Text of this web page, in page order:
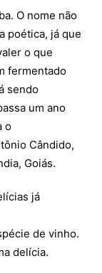
O nome não
poética, já que
o que
fermentado
sendo
um ano
o
Cândido,
Goiás.
já
de vinho.
delícia.